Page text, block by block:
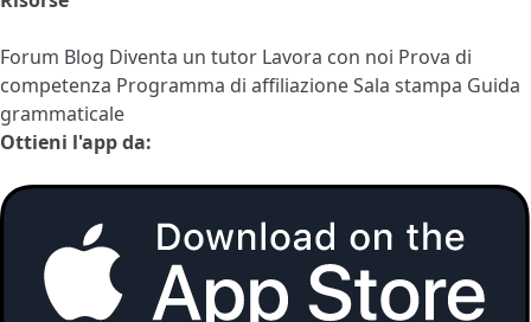
Forum Blog Diventa un tutor Lavora con noi Prova di
competenza Programma di affiliazioneSala stampa Guida
grammaticale
Ottieni l'app da: